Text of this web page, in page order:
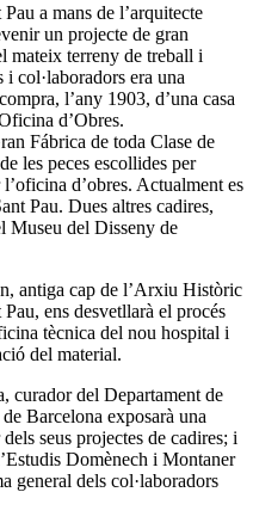
a mans de l’arquitecte
un projecte de gran
mateix terreny de treball i
col·laboradors era una
l’any 1903, d’una casa
d’Obres.
Fábrica de toda Clase de
les peces escollides per
d’obres. Actualment es
Pau. Dues altres cadires,
Museu del Disseny de
antiga cap de l’Arxiu Històric
ens desvetllarà el procés
tècnica del nou hospital i
del material.
curador del Departament de
Barcelona exposarà una
seus projectes de cadires; i
Domènech i Montaner
general dels col·laboradors